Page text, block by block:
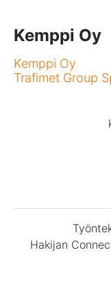
Kemppi Oy
Kemppi Oy
Trafimet Group
Hakijan